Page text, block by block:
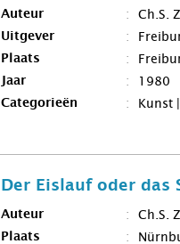
Auteur Ch.S.
Uitgever
Plaats
Jaar 1980
Categorieën Kunst
Der Eislauf oder
Auteur Ch.S.
Plaats